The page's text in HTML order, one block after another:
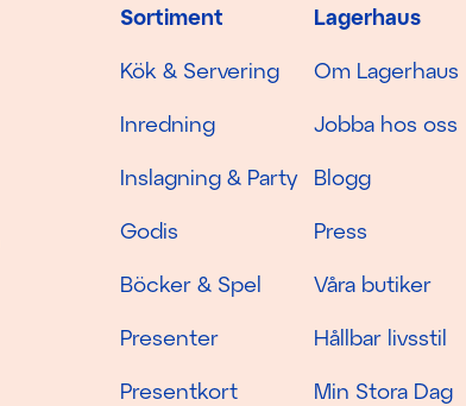
Sortiment
Kök & Servering
Inredning
Inslagning & Party
Godis
Böcker & Spel
Presenter
Presentkort
Lagerhaus
Om Lagerhaus
Jobba hos oss
Blogg
Press
Våra butiker
Hållbar livsstil
Min Stora Dag